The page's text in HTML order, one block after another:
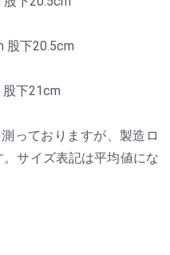
股下20.5cm
股下21cm
っておりますが、製造ロ
サイズ表記は平均値にな